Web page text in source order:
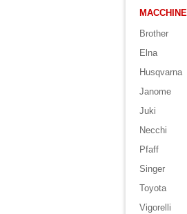
Brother
Elna
Husqvarna
Janome
Juki
Necchi
Pfaff
Singer
Toyota
Vigorelli